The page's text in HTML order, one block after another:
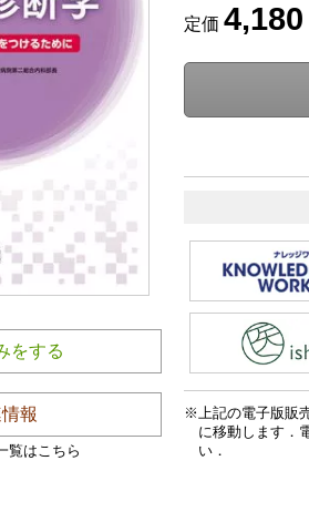
をする
報
覧はこちら
定価 4,180
上記の電子版販
に移動します．
い．